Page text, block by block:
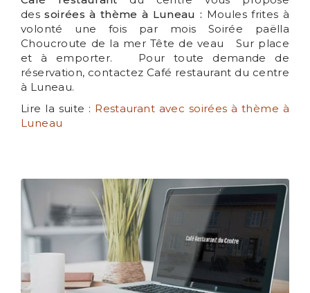
dessoirées à thème à Luneau : Moules frites à
volonté une fois par mois Soirée paëlla
Choucroute de la mer Tête de veau Sur place
et à emporter. Pour toute demande de
réservation, contactez Café restaurant du centre
à Luneau.
Lire la suite : Restaurant avec soirées à thème à
Luneau